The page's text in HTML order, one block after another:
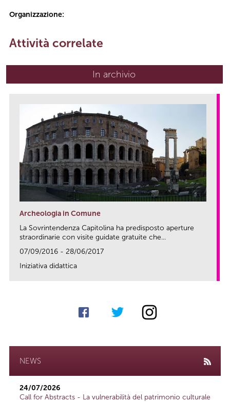
Organizzazione:
Attività correlate
In archivio
Archeologia in Comune
La Sovrintendenza Capitolina ha predisposto aperture
straordinarie con visite guidate gratuite che...
07/09/2016 - 28/06/2017
Iniziativa didattica
NEWS
24/07/2026
Call for Abstracts - La vulnerabilità del patrimonio culturale